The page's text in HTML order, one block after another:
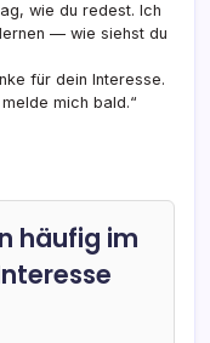
wie du redest. Ich
— wie siehst du
für dein Interesse.
mich bald.“
häufig im